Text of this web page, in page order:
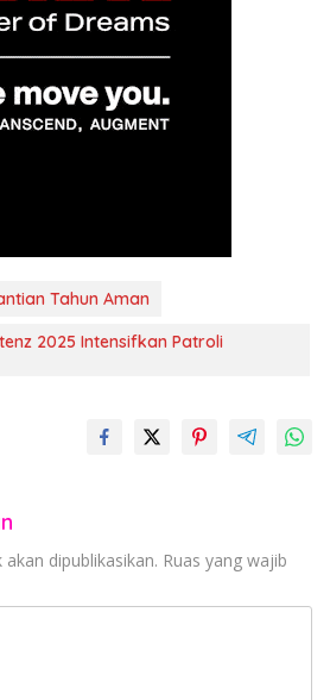
Tahun Aman
2025 Intensifkan Patroli
dipublikasikan. Ruas yang wajib